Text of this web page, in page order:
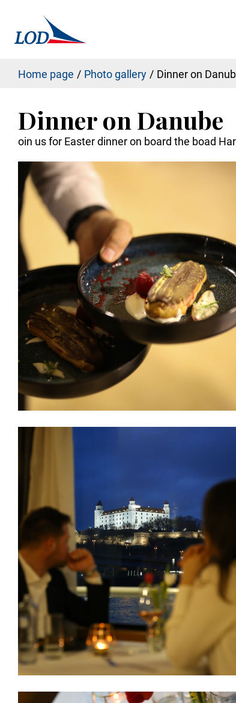
Home page Photo gallery Dinner on
Dinner on Danube
oin us for Easter dinner on board the boad